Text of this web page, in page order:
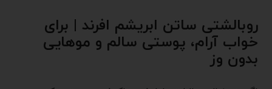
روبالشتی ساتن ابریشم افرند | برای
خواب آرام، پوستی سالم و موهایی
بدون وز